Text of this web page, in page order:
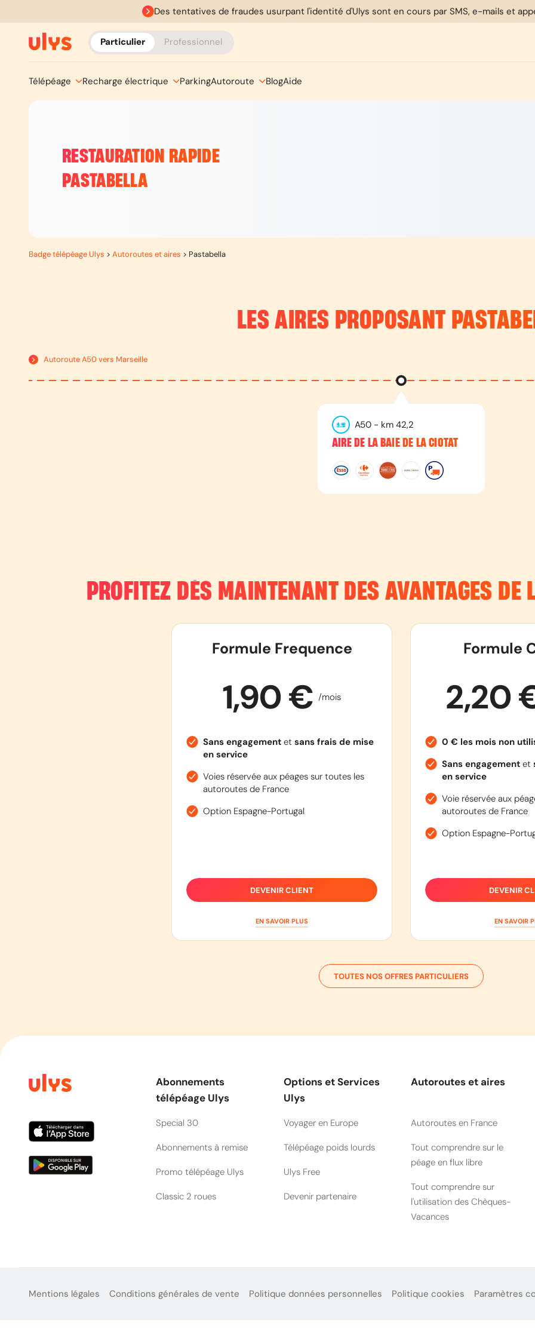
Des tentatives de fraudes usurpant l'identité d'Ulys sont en cours par SMS, e-mails et
Particulier Professionnel
Télépéage Recharge électrique ParkingAutoroute BlogAide
RESTAURATION RAPIDE
PASTABELLA
Badge télépéage Ulys > Autoroutes et aires > Pastabella
LES AIRES PROPOSANT
Autoroute A50 vers Marseille
A50 - km 42,2
AIRE DE LA BAIE DE LA CIOTAT
PROFITEZ DÈS MAINTENANT DES AVANTAGES DE
Formule Frequence
1,90 € /mois
Sans engagementet sans frais de mise
en service
Voies réservée aux péages sur toutes les
autoroutes de France
Option Espagne-Portugal
DEVENIR CLIENT
EN SAVOIR PLUS
Formule
2,20
0 € les mois non
Sans engagementet
en service
Voie réservée aux
autoroutes de France
Option Espagne-
DEVENIR
EN SAVOIR
TOUTES NOS OFFRES PARTICULIERS
Abonnements
télépéage Ulys
Special 30
Abonnements à remise
Promo télépéage Ulys
Classic 2 roues
Options et Services
Ulys
Voyager en Europe
Télépéage poids lourds
Ulys Free
Devenir partenaire
Autoroutes et aires
Autoroutes en France
Tout comprendre sur le
péage en flux libre
Tout comprendre sur
l'utilisation des Chèques-
Vacances
Mentions légales Conditions générales de vente Politique données personnelles Politique cookies Paramètres